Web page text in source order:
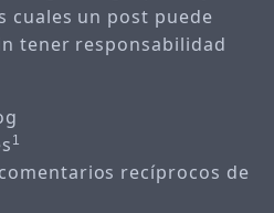
cuales un post puede
tener responsabilidad
1
recíprocos de